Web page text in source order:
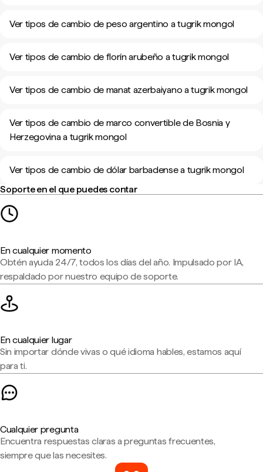
Ver tipos de cambio de peso argentino a tugrik mongol
Ver tipos de cambio de florín arubeño a tugrik mongol
Ver tipos de cambio de manat azerbaiyano a tugrik mongol
Ver tipos de cambio de marco convertible de Bosnia y
Herzegovina a tugrik mongol
Ver tipos de cambio de dólar barbadense a tugrik mongol
Soporte en el que puedes contar
En cualquier momento
Obtén ayuda 24/7, todos los días del año. Impulsado por IA,
respaldado por nuestro equipo de soporte.
En cualquier lugar
Sin importar dónde vivas o qué idioma hables, estamos aquí
para ti.
Cualquier pregunta
Encuentra respuestas claras a preguntas frecuentes,
siempre que las necesites.